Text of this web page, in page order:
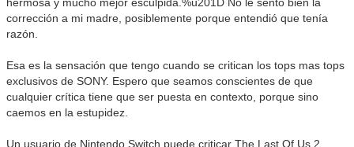
hermosa y mucho mejor esculpida.%u201D No le sentó bien la
corrección a mi madre, posiblemente porque entendió que tenía
razón.
Esa es la sensación que tengo cuando se critican los tops mas tops
exclusivos de SONY. Espero que seamos conscientes de que
cualquier crítica tiene que ser puesta en contexto, porque sino
caemos en la estupidez.
Un usuario de Nintendo Switch puede criticar The Last Of Us 2,